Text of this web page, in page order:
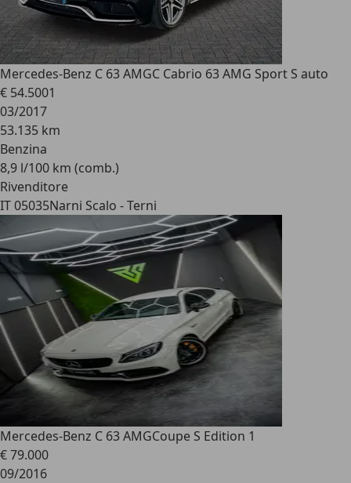
Mercedes-Benz C 63 AMGC Cabrio 63 AMG Sport S auto
€ 54.5001
03/2017
53.135 km
Benzina
8,9 l/100 km (comb.)
Rivenditore
IT 05035Narni Scalo - Terni
Mercedes-Benz C 63 AMGCoupe S Edition 1
€ 79.000
09/2016